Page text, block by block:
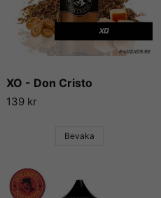
XO - Don Cristo
139 kr
Bevaka